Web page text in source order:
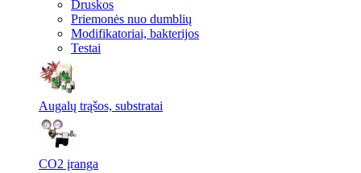
Druskos
Priemonės nuo dumblių
Modifikatoriai, bakterijos
Testai
Augalų trąšos, substratai
CO2 įranga